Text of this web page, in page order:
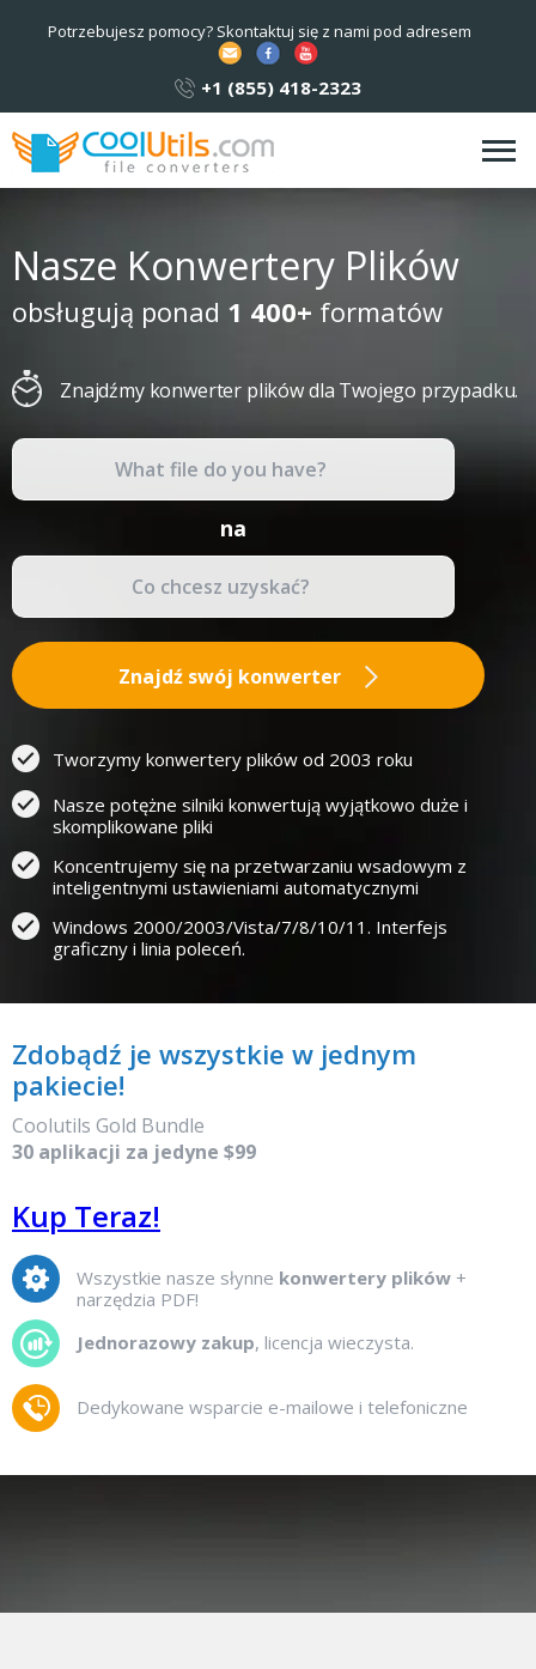
Potrzebujesz pomocy? Skontaktuj się z nami pod adresem
+1 (855) 418-2323
Nasze Konwertery Plików
obsługują ponad 1 400+ formatów
Znajdźmy konwerter plików dla Twojego przypadku.
na
Znajdź swój konwerter
Tworzymy konwertery plików od 2003 roku
Nasze potężne silniki konwertują wyjątkowo duże i
skomplikowane pliki
Koncentrujemy się na przetwarzaniu wsadowym z
inteligentnymi ustawieniami automatycznymi
Windows 2000/2003/Vista/7/8/10/11. Interfejs
graficzny i linia poleceń.
Zdobądź je wszystkie w jednym
pakiecie!
Coolutils Gold Bundle
30 aplikacji za jedyne $99
Kup Teraz!
Wszystkie nasze słynne konwertery plików +
narzędzia PDF!
Jednorazowy zakup, licencja wieczysta.
Dedykowane wsparcie e-mailowe i telefoniczne